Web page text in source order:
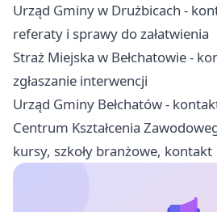
Urząd Gminy w Drużbicach -
referaty i sprawy do załatwienia
Straż Miejska w Bełchatowie -
zgłaszanie interwencji
Urząd Gminy Bełchatów -
Centrum Kształcenia
kursy, szkoły branżowe, kontakt